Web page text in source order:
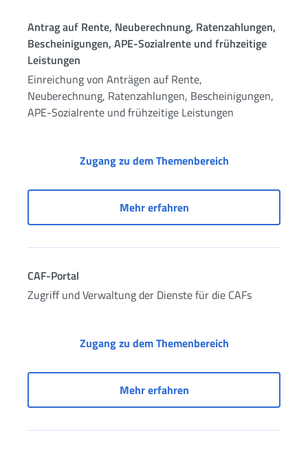
Antrag auf Rente, Neuberechnung, Ratenzahlungen,
Bescheinigungen, APE-Sozialrente und frühzeitige
Leistungen
Einreichung von Anträgen auf Rente,
Neuberechnung, Ratenzahlungen, Bescheinigungen,
APE-Sozialrente und frühzeitige Leistungen
Zugang zu dem ThemenbereichAntrag auf
Mehr erfahrenAntrag auf Rente,
CAF-Portal
Zugriff und Verwaltung der Dienste für die CAFs
Zugang zu dem ThemenbereichCAF-Portal
Mehr erfahrenCAF-Portal